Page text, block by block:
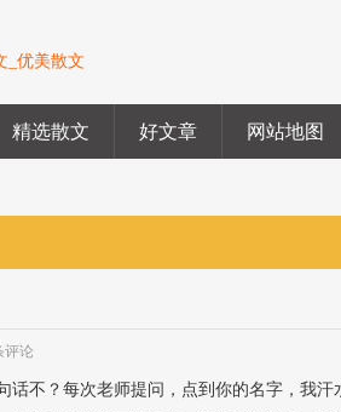
_优美散文
精选散文 好文章 网站地图
评论
不？每次老师提问，点到你的名字，我汗